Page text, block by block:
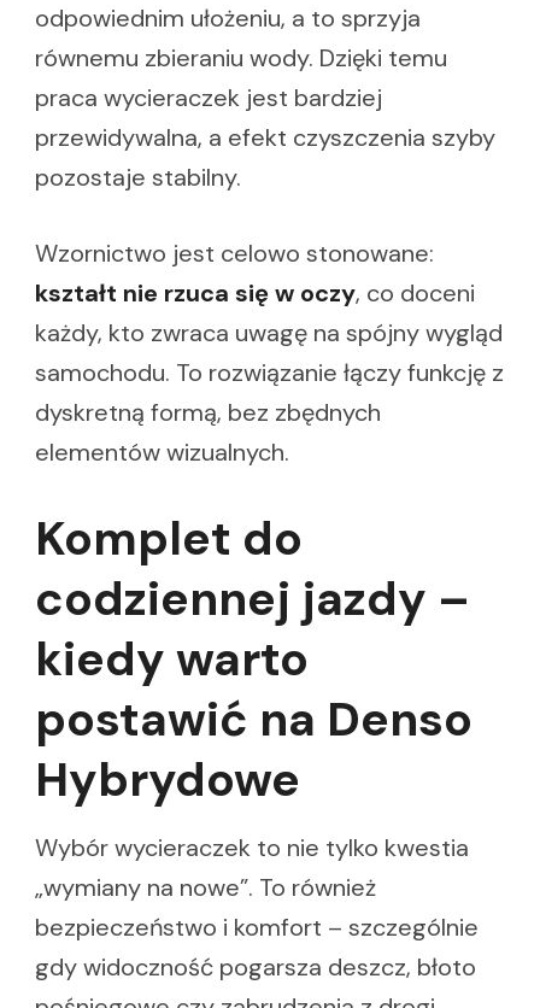
odpowiednim ułożeniu, a to sprzyja
równemu zbieraniu wody. Dzięki temu
praca wycieraczek jest bardziej
przewidywalna, a efekt czyszczenia szyby
pozostaje stabilny.
Wzornictwo jest celowo stonowane:
kształt nie rzuca się w oczy, co doceni
każdy, kto zwraca uwagę na spójny wygląd
samochodu. To rozwiązanie łączy funkcję z
dyskretną formą, bez zbędnych
elementów wizualnych.
Komplet do
codziennej jazdy –
kiedy warto
postawić na Denso
Hybrydowe
Wybór wycieraczek to nie tylko kwestia
„wymiany na nowe”. To również
bezpieczeństwo i komfort – szczególnie
gdy widoczność pogarsza deszcz, błoto